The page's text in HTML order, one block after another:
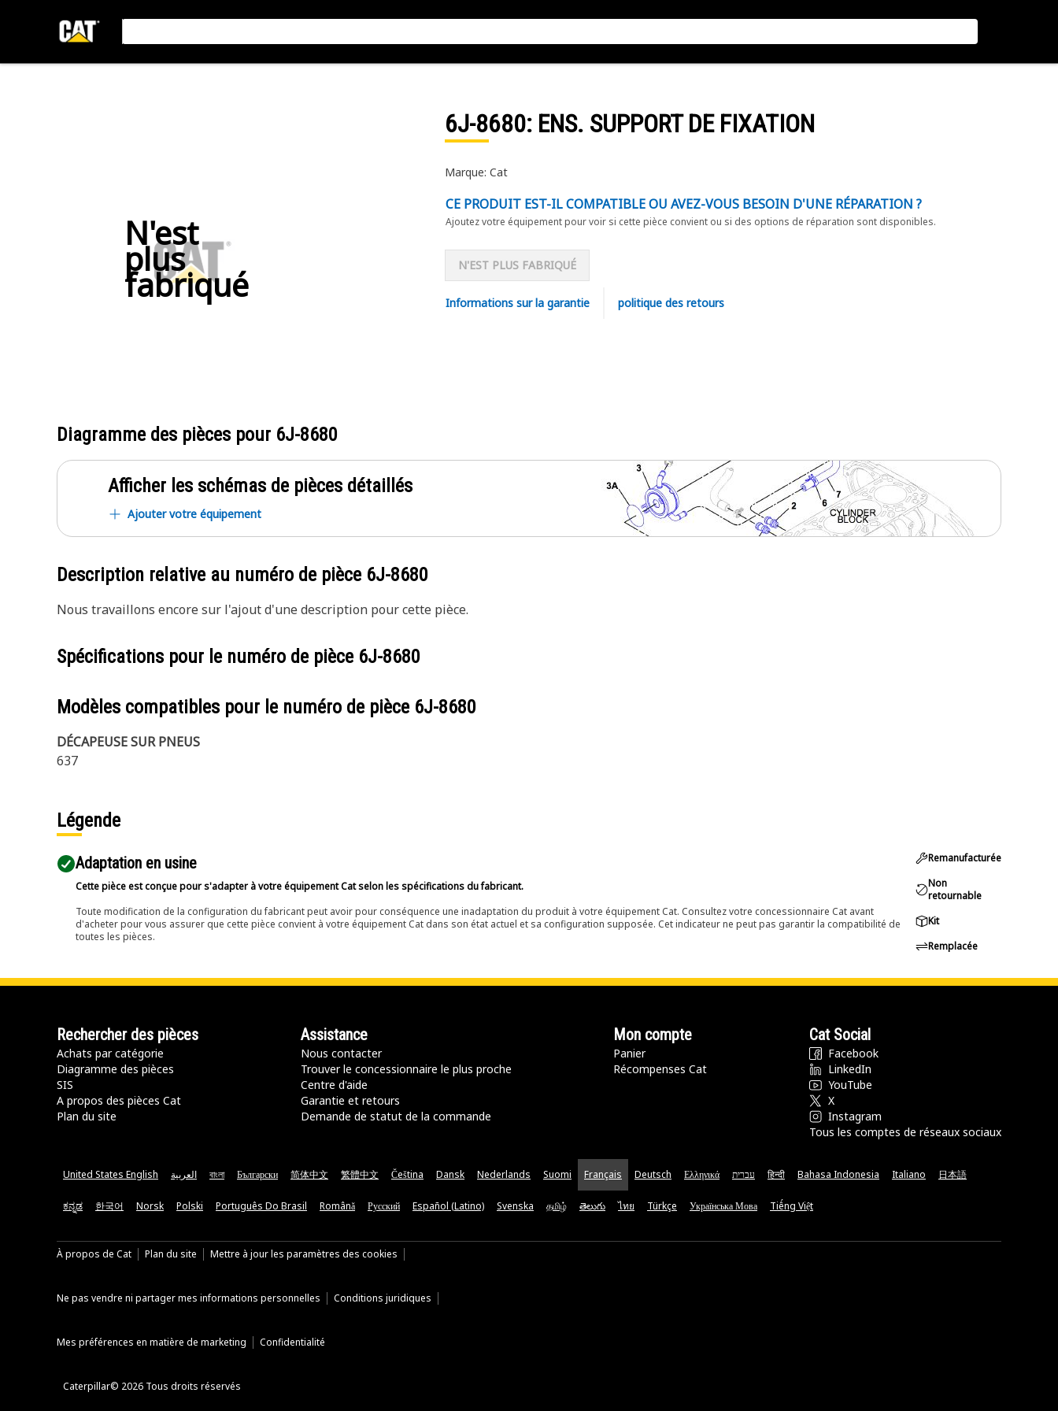
N'est
plus
fabriqué
6J-8680: ENS. SUPPORT DE FIXATION
Marque: Cat
CE PRODUIT EST-IL COMPATIBLE OU AVEZ-VOUS BESOIN D'UNE RÉPARATION ?
Ajoutez votre équipement pour voir si cette pièce convient ou si des options de réparation sont disponibles.
N'EST PLUS FABRIQUÉ
Informations sur la garantie politique des retours
Diagramme des pièces pour 6J-8680
Afficher les schémas de pièces détaillés
Ajouter votre équipement
Description relative au numéro de pièce 6J-8680
Nous travaillons encore sur l'ajout d'une description pour cette pièce.
Spécifications pour le numéro de pièce 6J-8680
Modèles compatibles pour le numéro de pièce 6J-8680
DÉCAPEUSE SUR PNEUS
637
Légende
Adaptation en usine
Cette pièce est conçue pour s'adapter à votre équipement Cat selon les spécifications du fabricant.
Toute modification de la configuration du fabricant peut avoir pour conséquence une inadaptation du produit à votre équipement Cat. Consultez votre concessionnaire Cat avant
d'acheter pour vous assurer que cette pièce convient à votre équipement Cat dans son état actuel et sa configuration supposée. Cet indicateur ne peut pas garantir la compatibilité de
toutes les pièces.
Remanufacturée
Non
retournable
Kit
Remplacée
Rechercher des pièces
Achats par catégorie
Diagramme des pièces
SIS
A propos des pièces Cat
Plan du site
Assistance
Nous contacter
Trouver le concessionnaire le plus proche
Centre d'aide
Garantie et retours
Demande de statut de la commande
Mon compte
Panier
Récompenses Cat
Cat Social
Facebook
LinkedIn
YouTube
X
Instagram
Tous les comptes de réseaux sociaux
United States English العربية বাংলা Български 简体中文 繁體中文 Čeština Dansk Nederlands Suomi Français Deutsch Ελληνικά עברית हिन्दी Bahasa Indonesia Italiano 日本語
ಕನ್ನಡ 한국어 Norsk Polski Português Do Brasil Română Русский Español (Latino) Svenska தமிழ் తెలుగు ไทย Türkçe Українська Мова Tiếng Việt
À propos de Cat Plan du site Mettre à jour les paramètres des cookies
Ne pas vendre ni partager mes informations personnelles Conditions juridiques
Mes préférences en matière de marketing Confidentialité
Caterpillar© 2026 Tous droits réservés